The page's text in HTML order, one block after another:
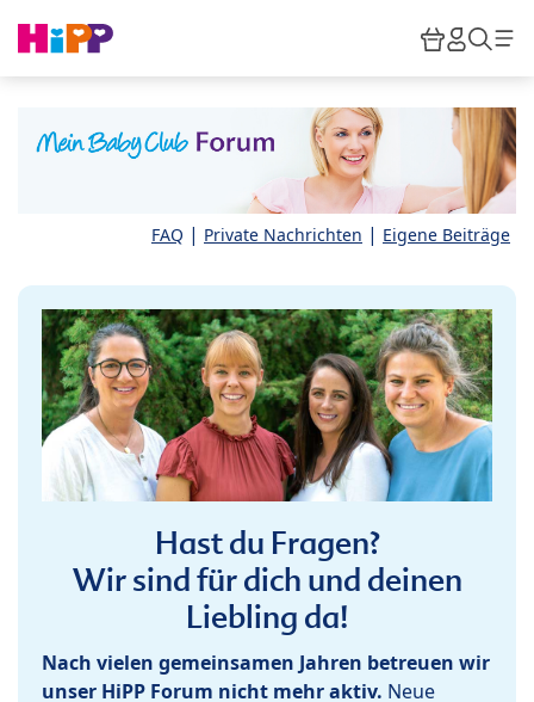
HiPP
FAQ | Private Nachrichten | Eigene Beiträge
Hast du Fragen?
Wir sind für dich und deinen
Liebling da!
Nach vielen gemeinsamen Jahren betreuen wir
unser HiPP Forum nicht mehr aktiv. Neue